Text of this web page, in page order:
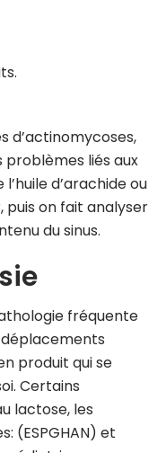
d’actinomycoses,
problèmes liés aux
d’arachide ou
on fait analyser
du sinus.
fréquente
produit qui se
Certains
lactose, les
(ESPGHAN) et